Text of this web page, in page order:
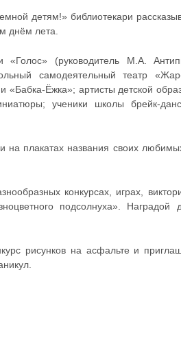
детям!» библиотекари
днём лета.
(руководитель М.А.
самодеятельный театр
«Бабка-Ёжка»; артисты детской
ученики школы брейк-
на плакатах названия своих
конкурсах, играх,
подсолнуха».
рисунков на асфальте и